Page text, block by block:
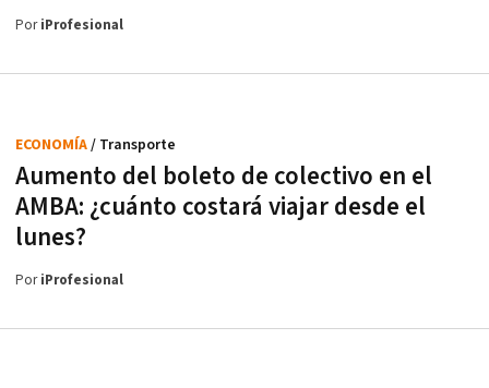
PoriProfesional
Aumento del boleto de colectivo en el
AMBA: ¿cuánto costará viajar desde el
lunes?
ECONOMÍA/ Transporte
PoriProfesional